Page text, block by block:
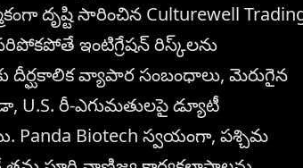
దృష్టి సారించిన Culturewell
ఇంటిగ్రేషన్ రిస్క్‌లను
దీర్ఘకాలిక వ్యాపార సంబంధాలు, మెరుగైన
U.S. రీ-ఎగుమతులపై డ్యూటీ
Biotech స్వయంగా, పశ్చిమ